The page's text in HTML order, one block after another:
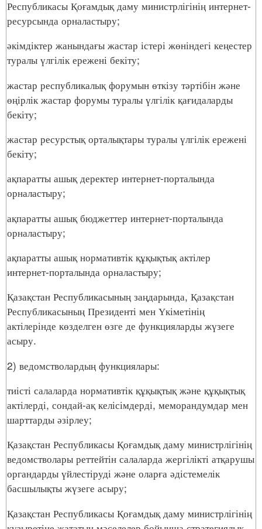
Республикасы Қоғамдық даму министрлігінің интернет-
ресурсында орналастыру;
әкімдіктер жанындағы жастар істері жөніндегі кеңестер
туралы үлгілік ережені бекіту;
жастар республикалық форумын өткізу тәртібін және
өңірлік жастар форумы туралы үлгілік қағидаларды
бекіту;
жастар ресурстық орталықтары туралы үлгілік ережені
бекіту;
ақпаратты ашық деректер интернет-порталында
орналастыру;
ақпаратты ашық бюджеттер интернет-порталында
орналастыру;
ақпаратты ашық нормативтік құқықтық актілер
интернет-порталында орналастыру;
Қазақстан Республикасының заңдарында, Қазақстан
Республикасының Президенті мен Үкіметінің
актілерінде көзделген өзге де функцияларды жүзеге
асыру.
2) ведомстволардың функциялары:
тиісті салаларда нормативтік құқықтық және құқықтық
актілерді, сондай-ақ келісімдерді, меморандумдар мен
шарттарды әзірлеу;
Қазақстан Республикасы Қоғамдық даму министрлігінің
ведомстволары реттейтін салаларда жергілікті атқарушы
органдарды үйлестіруді және оларға әдістемелік
басшылықты жүзеге асыру;
Қазақстан Республикасы Қоғамдық даму министрлігінің